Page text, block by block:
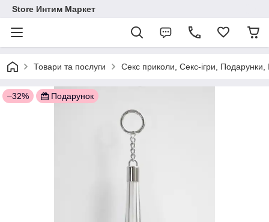
Store Интим Маркет
Товари та послуги Секс приколи, Секс-ігри, Подарунки,
–32% Подарунок